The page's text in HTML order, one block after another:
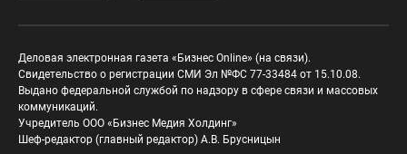
Деловая электронная газета «Бизнес Online» (на связи).
Свидетельство о регистрации СМИ Эл №ФС 77-33484 от 15.10.08.
Выдано федеральной службой по надзору в сфере связи и массовых
коммуникаций.
Учредитель ООО «Бизнес Медия Холдинг»
Шеф-редактор (главный редактор) А.В. Брусницын